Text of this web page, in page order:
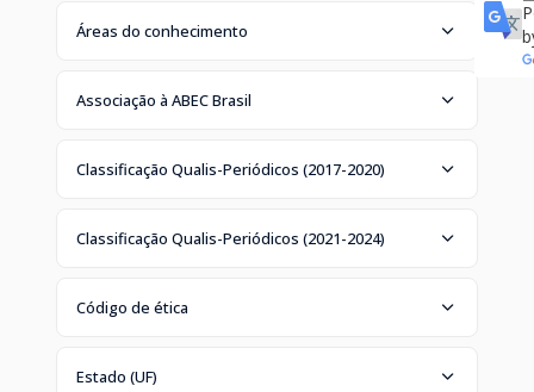
Áreas do conhecimento
Associação à ABEC Brasil
Classificação Qualis-Periódicos (2017-2020)
Classificação Qualis-Periódicos (2021-2024)
Código de ética
Estado (UF)